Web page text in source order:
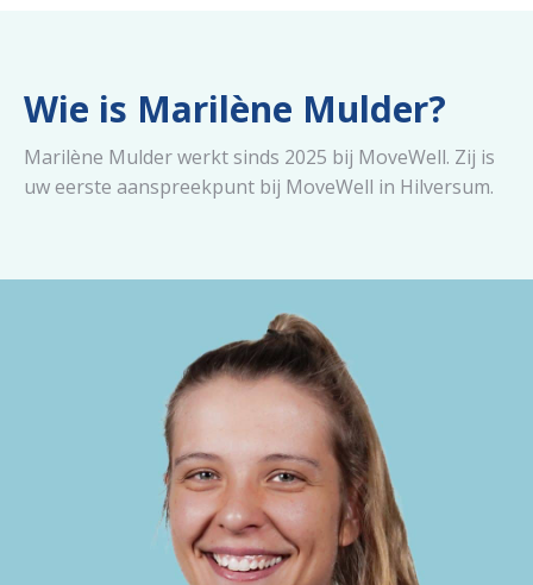
Wie is Marilène Mulder?
Marilène Mulder werkt sinds 2025 bij MoveWell. Zij is
uw eerste aanspreekpunt bij MoveWell in Hilversum.